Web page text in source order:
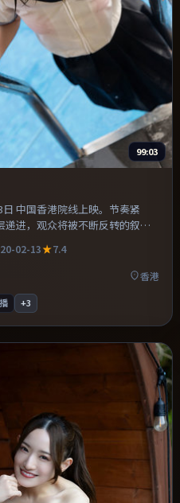
99:03
日 中国香港院线上映。节奏紧
递进，观众将被不断反转的叙事
。适合喜欢现实主义题材的观
足。
02-13
7.4
香港
+3